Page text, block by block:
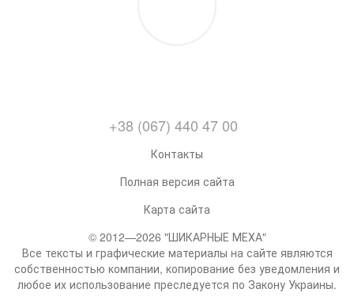
+38 (067) 440 47 00
Контакты
Полная версия сайта
Карта сайта
© 2012—2026 "ШИКАРНЫЕ МЕХА"
Все тексты и графические материалы на сайте являются
собственностью компании, копирование без уведомления и
любое их использование преследуется по Закону Украины.